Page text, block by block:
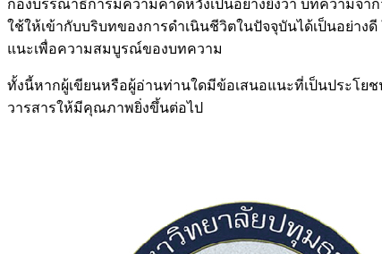
กองบรรณาธิการมีความคาดหวังเป็นอย่างยิ่งว่า บทความจ
ใช้ให้เข้ากับบริบทของการดำเนินชีวิตในปัจจุบันได้เป็นอย่
แนะเพื่อความสมบูรณ์ของบทความ
ทั้งนี้หากผู้เขียนหรือผู้อ่านท่านใดมีข้อเสนอแนะที่เป็นประโยช
วารสารให้มีคุณภาพยิ่งขึ้นต่อไป